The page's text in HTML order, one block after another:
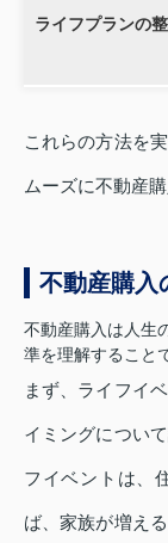
ライフプランの
これらの方法を
ムーズに不動産
不動産購入
不動産購入は人生
準を理解すること
まず、ライフイ
イミングについ
フイベントは、
ば、家族が増え